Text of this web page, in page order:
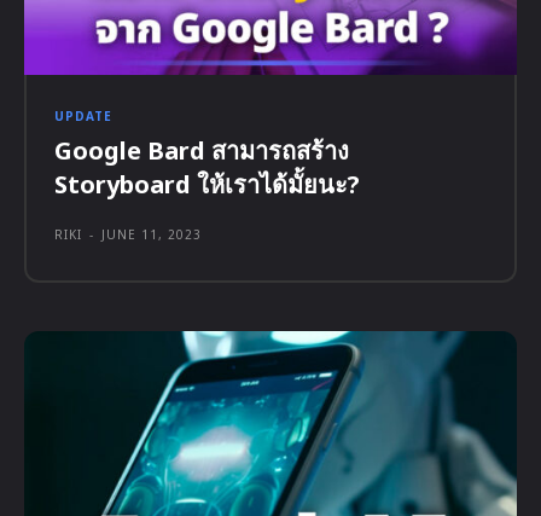
UPDATE
Google Bard สามารถสร้าง
Storyboard ให้เราได้มั้ยนะ?
RIKI - JUNE 11, 2023